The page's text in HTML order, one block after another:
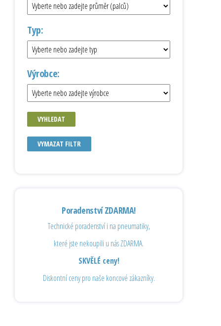
Typ:
Výrobce:
VYHLEDAT
VYMAZAT FILTR
Poradenství ZDARMA!
Technické poradenství i na pneumatiky,
které jste nekoupili u nás ZDARMA.
SKVĚLÉ ceny!
Diskontní ceny pro naše koncové zákazníky.